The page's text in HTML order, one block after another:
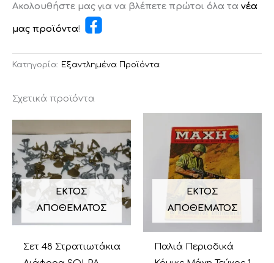
Ακολουθήστε μας για να βλέπετε πρώτοι όλα τα νέα
μας προϊόντα!
Κατηγορία: Εξαντλημένα Προϊόντα
Σχετικά προϊόντα
ΕΚΤΌΣ
ΑΠΟΘΈΜΑΤΟΣ
Σετ 48 Στρατιωτάκια
ΕΚΤΌΣ
ΑΠΟΘΈΜΑΤΟΣ
Παλιά Περιοδικά